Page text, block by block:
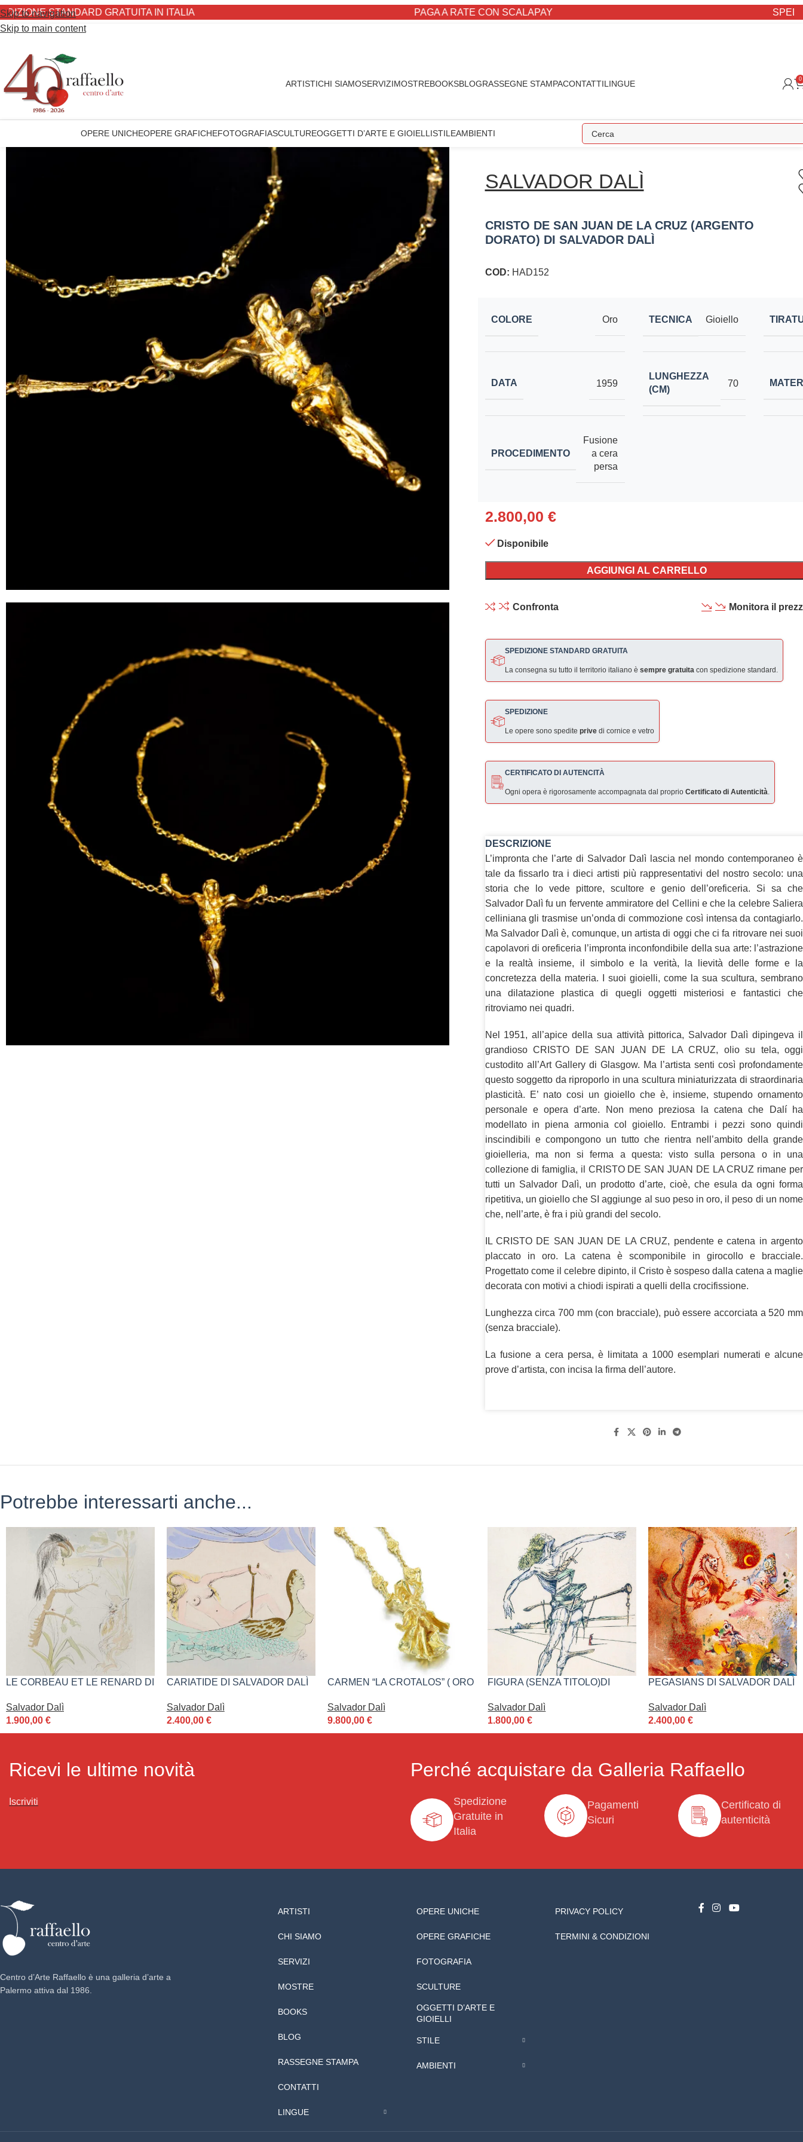
Skip to navigation
Skip to main content
STANDARD GRATUITA IN ITALIA PAGA A RATE CON SCALAPAY
ARTISTICHI SIAMOSERVIZIMOSTREBOOKSBLOGRASSEGNE STAMPACONTATTILINGUE 0
OPERE UNICHEOPERE GRAFICHEFOTOGRAFIASCULTUREOGGETTI D’ARTE E GIOIELLISTILEAMBIENTI
SALVADOR DALÌ
CRISTO DE SAN JUAN DE LA CRUZ (ARGENTO
DORATO) DI SALVADOR DALÌ
COD: HAD152
COLORE Oro TECNICA Gioiello
DATA 1959
LUNGHEZZA
(CM)
70
PROCEDIMENTO
Fusione
a cera
persa
2.800,00 €
Disponibile
AGGIUNGI AL CARRELLO
Confronta Monitora il
SPEDIZIONE STANDARD GRATUITA
La consegna su tutto il territorio italiano è sempre gratuita con spedizione standard.
SPEDIZIONE
Le opere sono spedite privedi cornice e vetro
CERTIFICATO DI AUTENCITÀ
Ogni opera è rigorosamente accompagnata dal proprio Certificato di Autenticità.
DESCRIZIONE
L’impronta che l’arte di Salvador Dalì lascia nel mondo contemporaneo è
tale da fissarlo tra i dieci artisti più rappresentativi del nostro secolo: una
storia che lo vede pittore, scultore e genio dell’oreficeria. Si sa che
Salvador Dalì fu un fervente ammiratore del Cellini e che la celebre Saliera
celliniana gli trasmise un’onda di commozione così intensa da contagiarlo.
Ma Salvador Dalì è, comunque, un artista di oggi che ci fa ritrovare nei suoi
capolavori di oreficeria l’impronta inconfondibile della sua arte: l’astrazione
e la realtà insieme, il simbolo e la verità, la lievità delle forme e la
concretezza della materia. I suoi gioielli, come la sua scultura, sembrano
una dilatazione plastica di quegli oggetti misteriosi e fantastici che
ritroviamo nei quadri.
Nel 1951, all’apice della sua attività pittorica, Salvador Dalì dipingeva il
grandioso CRISTO DE SAN JUAN DE LA CRUZ, olio su tela, oggi
custodito all’Art Gallery di Glasgow. Ma l’artista senti così profondamente
questo soggetto da riproporlo in una scultura miniaturizzata di straordinaria
plasticità. E’ nato cosi un gioiello che è, insieme, stupendo ornamento
personale e opera d’arte. Non meno preziosa la catena che Dalí ha
modellato in piena armonia col gioiello. Entrambi i pezzi sono quindi
inscindibili e compongono un tutto che rientra nell’ambito della grande
gioielleria, ma non si ferma a questa: visto sulla persona o in una
collezione di famiglia, il CRISTO DE SAN JUAN DE LA CRUZ rimane per
tutti un Salvador Dalì, un prodotto d’arte, cioè, che esula da ogni forma
ripetitiva, un gioiello che SI aggiunge al suo peso in oro, il peso di un nome
che, nell’arte, è fra i più grandi del secolo.
IL CRISTO DE SAN JUAN DE LA CRUZ, pendente e catena in argento
placcato in oro. La catena è scomponibile in girocollo e bracciale.
Progettato come il celebre dipinto, il Cristo è sospeso dalla catena a maglie
decorata con motivi a chiodi ispirati a quelli della crocifissione.
Lunghezza circa 700 mm (con bracciale), può essere accorciata a 520 mm
(senza bracciale).
La fusione a cera persa, è limitata a 1000 esemplari numerati e alcune
prove d’artista, con incisa la firma dell’autore.
Potrebbe interessarti anche...
LE CORBEAU ET LE RENARD DI
Salvador Dalì
1.900,00 €
CARIATIDE DI SALVADOR DALÌ
Salvador Dalì
2.400,00 €
CARMEN “LA CROTALOS” ( ORO
Salvador Dalì
9.800,00 €
FIGURA (SENZA TITOLO)DI
Salvador Dalì
1.800,00€
PEGASIANS DI SALVADOR DALÌ
Salvador Dalì
2.400,00€
Ricevi le ultime novità
Iscriviti
Perché acquistare da Galleria Raffaello
Spedizione
Gratuite in
Italia
Pagamenti
Sicuri
Certificato di
autenticità
Centro d’Arte Raffaello è una galleria d’arte a
Palermo attiva dal 1986.
ARTISTI
CHI SIAMO
SERVIZI
MOSTRE
BOOKS
BLOG
RASSEGNE STAMPA
CONTATTI
LINGUE
OPERE UNICHE
OPERE GRAFICHE
FOTOGRAFIA
SCULTURE
OGGETTI D’ARTE E
GIOIELLI
STILE
AMBIENTI
PRIVACY POLICY
TERMINI & CONDIZIONI